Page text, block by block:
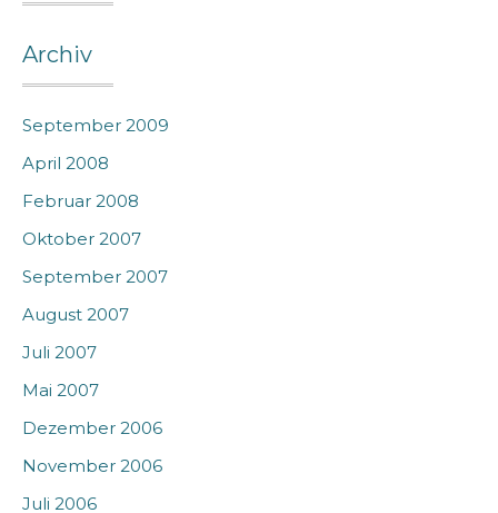
Archiv
September 2009
April 2008
Februar 2008
Oktober 2007
September 2007
August 2007
Juli 2007
Mai 2007
Dezember 2006
November 2006
Juli 2006